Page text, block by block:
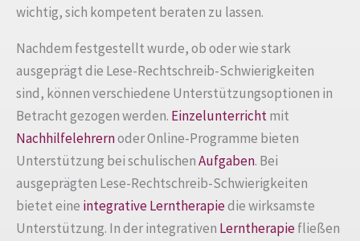
wichtig, sich kompetent beraten zu lassen.
Nachdem festgestellt wurde, ob oder wie stark
ausgeprägt die Lese-Rechtschreib-Schwierigkeiten
sind, können verschiedene Unterstützungsoptionen in
Betracht gezogen werden. Einzelunterrichtmit
Nachhilfelehrernoder Online-Programme bieten
Unterstützung bei schulischenAufgaben. Bei
ausgeprägten Lese-Rechtschreib-Schwierigkeiten
bietet eine integrative Lerntherapiedie wirksamste
Unterstützung. In der integrativen Lerntherapiefließen